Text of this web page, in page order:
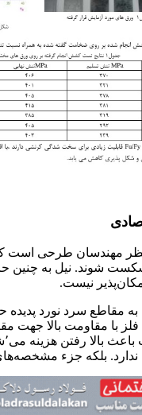
نظر مهندسان طرحی است
شوند. نیل به چنین
نیست.
مقاطع سرد نورد پدیده
با مقاومت بالا جهت
بلکه جزء